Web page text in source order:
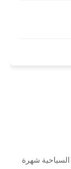
السياحية شهرة